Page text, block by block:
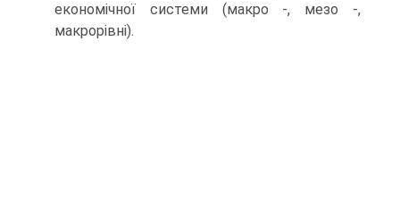
економічної системи (макро -, мезо -,
макрорівні).